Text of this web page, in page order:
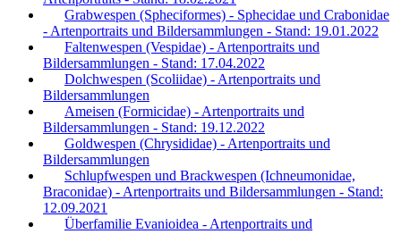
Grabwespen (Spheciformes) - Sphecidae und Crabonidae
- Artenportraits und Bildersammlungen - Stand: 19.01.2022
Faltenwespen (Vespidae) - Artenportraits und
Bildersammlungen - Stand: 17.04.2022
Dolchwespen (Scoliidae) - Artenportraits und
Bildersammlungen
Ameisen (Formicidae) - Artenportraits und
Bildersammlungen - Stand: 19.12.2022
Goldwespen (Chrysididae) - Artenportraits und
Bildersammlungen
Schlupfwespen und Brackwespen (Ichneumonidae,
Braconidae) - Artenportraits und Bildersammlungen - Stand:
12.09.2021
Überfamilie Evanioidea - Artenportraits und